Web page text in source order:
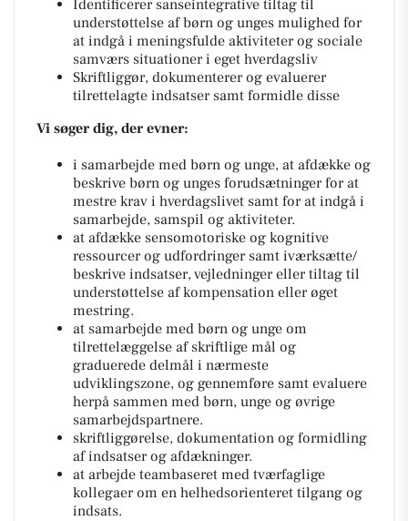
Identificerer sanseintegrative tiltag til
understøttelse af børn og unges mulighed for
at indgå i meningsfulde aktiviteter og sociale
samværs situationer i eget hverdagsliv
Skriftliggør, dokumenterer og evaluerer
tilrettelagte indsatser samt formidle disse
Vi søger dig, der evner:
i samarbejde med børn og unge, at afdække og
beskrive børn og unges forudsætninger for at
mestre krav i hverdagslivet samt for at indgå i
samarbejde, samspil og aktiviteter.
at afdække sensomotoriske og kognitive
ressourcer og udfordringer samt iværksætte/
beskrive indsatser, vejledninger eller tiltag til
understøttelse af kompensation eller øget
mestring.
at samarbejde med børn og unge om
tilrettelæggelse af skriftlige mål og
graduerede delmål i nærmeste
udviklingszone, og gennemføre samt evaluere
herpå sammen med børn, unge og øvrige
samarbejdspartnere.
skriftliggørelse, dokumentation og formidling
af indsatser og afdækninger.
at arbejde teambaseret med tværfaglige
kollegaer om en helhedsorienteret tilgang og
indsats.